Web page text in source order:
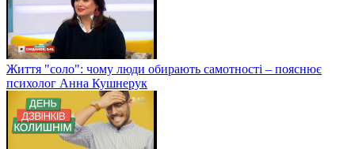
Життя "соло": чому люди обирають самотності – пояснює
психолог Анна Кушнерук